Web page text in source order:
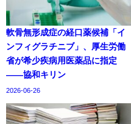
軟骨無形成症の経口薬候補「イ
ンフィグラチニブ」、厚生労働
省が希少疾病用医薬品に指定
——協和キリン
2026-06-26